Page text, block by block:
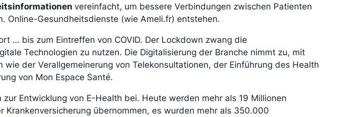
vereinfacht, um bessere Verbindungen zwischen Patienten
Online-Gesundheitsdienste (wie Ameli.fr) entstehen.
… bis zum Eintreffen von COVID. Der Lockdown zwang die
Technologien zu nutzen. Die Digitalisierung der Branche nimmt zu, mit
der Verallgemeinerung von Telekonsultationen, der Einführung des Health
von Mon Espace Santé.
zur Entwicklung von E-Health bei. Heute werden mehr als 19 Millionen
Krankenversicherung übernommen, es wurden mehr als 350.000